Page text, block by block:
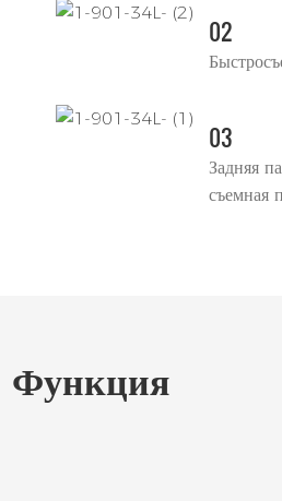
02
03
Задняя
съемная
Функция